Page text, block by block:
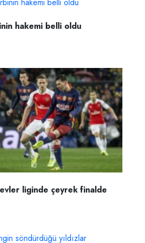
hakemi belli oldu
liginde çeyrek finalde